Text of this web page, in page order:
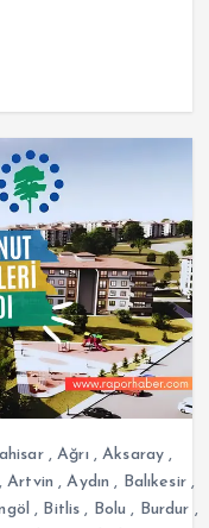
,Ağrı ,Aksaray ,
,Artvin ,Aydın , Balıkesir,
, Bitlis , Bolu , Burdur ,